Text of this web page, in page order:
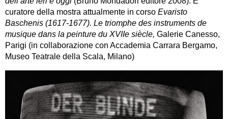
curatore della mostra attualmente in corso Evaristo
Baschenis (1617-1677). Le triomphe des instruments de
musique dans la peinture du XVIIe siècle, Galerie Canesso,
Parigi (in collaborazione con Accademia Carrara Bergamo,
Museo Teatrale della Scala, Milano)